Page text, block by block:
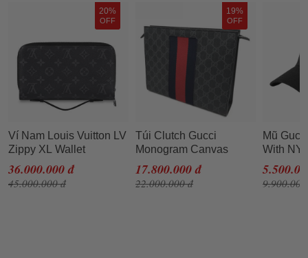
20%
OFF
Ví Nam Louis Vuitton LV
Zippy XL Wallet
Monogram Clutch
36.000.000 đ
45.000.000 đ
19%
OFF
Túi Clutch Gucci
Monogram Canvas
SS2019 Màu Đen
17.800.000 đ
22.000.000 đ
Mũ
With NY
Patch